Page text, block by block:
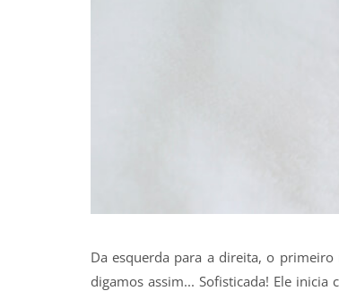
Da esquerda para a direita, o
digamos assim... Sofisticada! Ele